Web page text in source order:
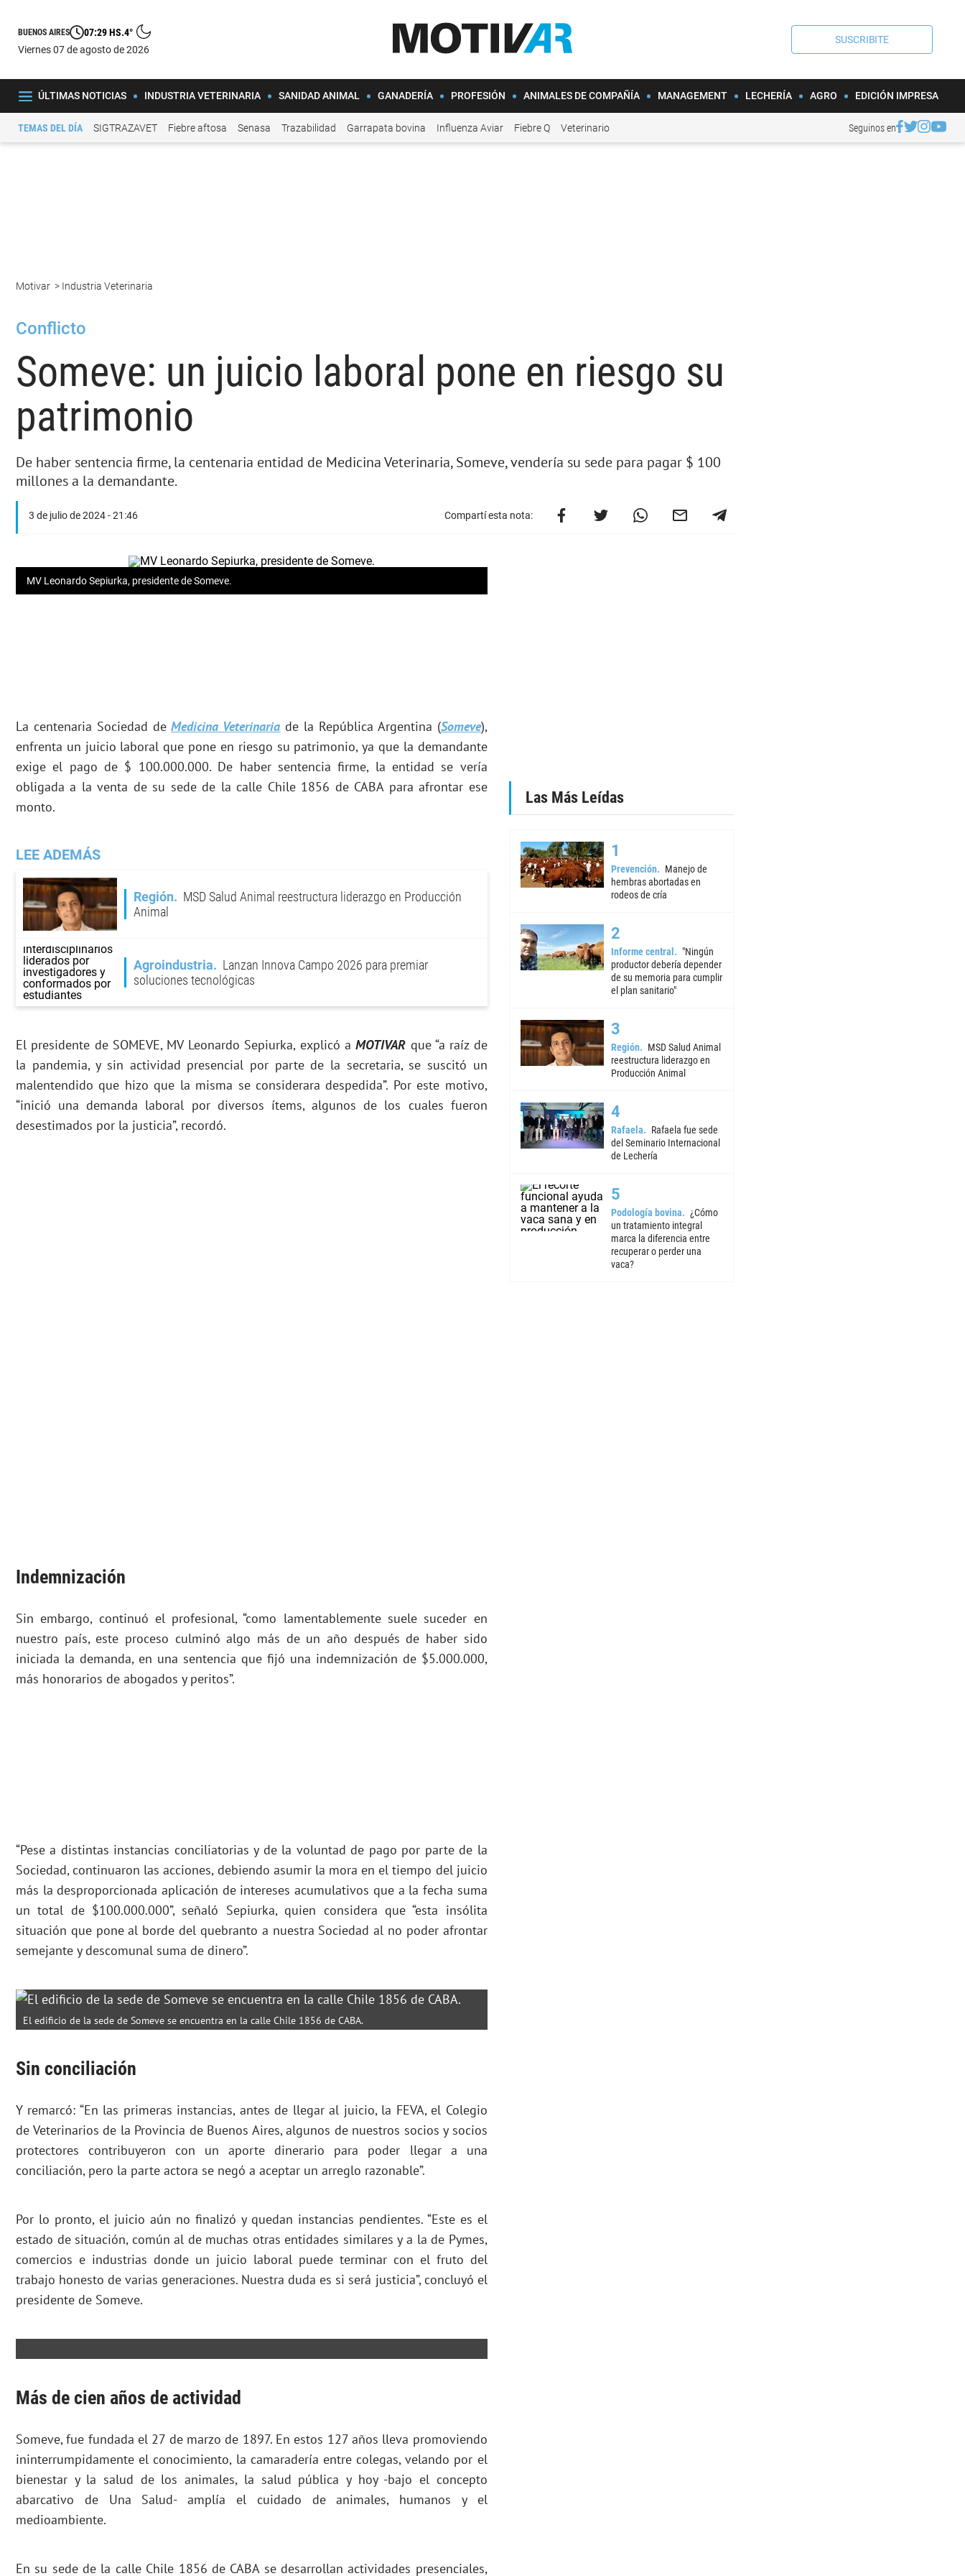
BUENOS AIRES 07:29 HS.4°
viernes 07 de agosto de 2026
SUSCRIBITE
ÚLTIMAS NOTICIAS INDUSTRIA VETERINARIA SANIDAD ANIMAL GANADERÍA PROFESIÓN ANIMALES DE COMPAÑÍA MANAGEMENT LECHERÍA AGRO EDICIÓN IMPRESA
TEMAS DEL DÍA SIGTRAZAVET Fiebre aftosa Senasa Trazabilidad Garrapata bovina Influenza Aviar Fiebre Q Veterinario Seguinos en
Motivar > Industria Veterinaria
Conflicto
Someve: un juicio laboral pone en riesgo su
patrimonio
De haber sentencia firme, la centenaria entidad de Medicina Veterinaria, Someve, vendería su sede para pagar $ 100
millones a la demandante.
3 de julio de 2024 - 21:46 Compartí esta nota:
MV Leonardo Sepiurka, presidente de Someve.
La centenaria Sociedad deMedicina Veterinaria de la República Argentina (Someve),
enfrenta un juicio laboral que pone en riesgo su patrimonio, ya que la demandante
exige el pago de $ 100.000.000. De haber sentencia firme, la entidad se vería
obligada a la venta de su sede de la calle Chile 1856 de CABA para afrontar ese
monto.
LEE ADEMÁS
Región
MSD Salud Animal reestructura liderazgo en Producción
Animal
Agroindustria
Lanzan Innova Campo 2026 para premiar
soluciones tecnológicas
El presidente de SOMEVE, MV Leonardo Sepiurka, explicó aMOTIVAR que “a raíz de
la pandemia, y sin actividad presencial por parte de la secretaria, se suscitó un
malentendido que hizo que la misma se considerara despedida”. Por este motivo,
“inició una demanda laboral por diversos ítems, algunos de los cuales fueron
desestimados por la justicia”, recordó.
Indemnización
Sin embargo, continuó el profesional, “como lamentablemente suele suceder en
nuestro país, este proceso culminó algo más de un año después de haber sido
iniciada la demanda, en una sentencia que fijó una indemnización de $5.000.000,
más honorarios de abogados y peritos”.
“Pese a distintas instancias conciliatorias y de la voluntad de pago por parte de la
Sociedad, continuaron las acciones, debiendo asumir la mora en el tiempo del juicio
más la desproporcionada aplicación de intereses acumulativos que a la fecha suma
un total de $100.000.000”, señaló Sepiurka, quien considera que “esta insólita
situación que pone al borde del quebranto a nuestra Sociedad al no poder afrontar
semejante y descomunal suma de dinero”.
El edificio de la sede de Someve se encuentra en la calle Chile 1856 de CABA.
Sin conciliación
Y remarcó: “En las primeras instancias, antes de llegar al juicio, la FEVA, el Colegio
de Veterinarios de la Provincia de Buenos Aires, algunos de nuestros socios y socios
protectores contribuyeron con un aporte dinerario para poder llegar a una
conciliación, pero la parte actora se negó a aceptar un arreglo razonable”.
Por lo pronto, el juicio aún no finalizó y quedan instancias pendientes. “Este es el
estado de situación, común al de muchas otras entidades similares y a la de Pymes,
comercios e industrias donde un juicio laboral puede terminar con el fruto del
trabajo honesto de varias generaciones. Nuestra duda es si será justicia”, concluyó el
presidente de Someve.
Más de cien años de actividad
Someve, fue fundada el 27 de marzo de 1897. En estos 127 años lleva promoviendo
ininterrumpidamente el conocimiento, la camaradería entre colegas, velando por el
bienestar y la salud de los animales, la salud pública y hoy -bajo el concepto
abarcativo de Una Salud- amplía el cuidado de animales, humanos y el
medioambiente.
En su sede de la calle Chile 1856 de CABA se desarrollan actividades presenciales,
Las Más Leídas
Prevención
Manejo de
hembras abortadas en
rodeos de cría
Informe central
"Ningún
productor debería depender
de su memoria para cumplir
el plan sanitario"
Región
MSD Salud Animal
reestructura liderazgo en
Producción Animal
Rafaela
Rafaela fue sede
del Seminario Internacional
de Lechería
Podología bovina
¿Cómo
un tratamiento integral
marca la diferencia entre
recuperar o perder una
vaca?